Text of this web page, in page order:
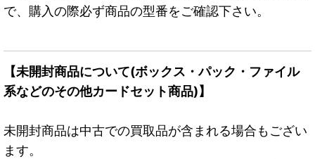
で、購入の際必ず商品の型番をご確認下さい。
【未開封商品について(ボックス・パック・ファイル
系などのその他カードセット商品)】
未開封商品は中古での買取品が含まれる場合もござい
ます。